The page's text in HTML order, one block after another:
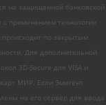
на защищенной банковской
применением технологии
по закрытым
Для дополнительной
3D-Secure для VISA и
МИР. Если Эмитент
на его сервер для ввода